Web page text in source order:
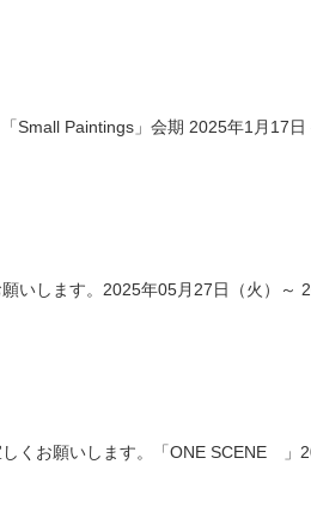
Small Paintings」会期 2025年1月
いします。2025年05月27日（火）
くお願いします。「ONE SCENE 」